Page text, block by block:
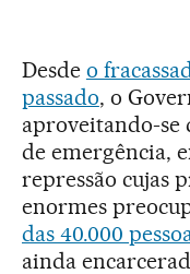
Desde o
passado, o
aproveitando-se
de emergência,
repressão cujas
enormes
das 40.000
ainda